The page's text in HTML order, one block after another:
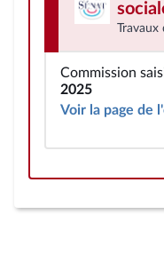
Travaux
Commission
2025
Voir la page de